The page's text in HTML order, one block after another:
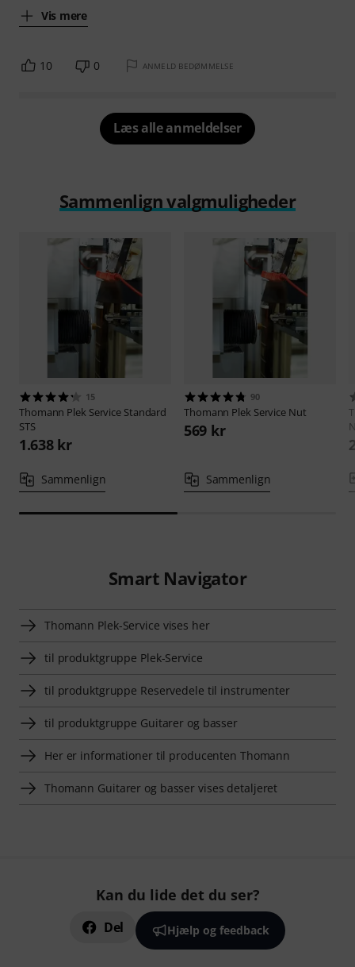
Vis mere
10 0 ANMELD BEDØMMELSE
Læs alle anmeldelser
Sammenlign valgmuligheder
15
Thomann Plek Service Standard
STS
1.638 kr
Sammenlign
90
Thomann Plek Service Nut
569 kr
Sammenlign
Smart Navigator
Thomann Plek-Service vises her
til produktgruppe Plek-Service
til produktgruppe Reservedele til instrumenter
til produktgruppe Guitarer og basser
Her er informationer til producenten Thomann
Thomann Guitarer og basser vises detaljeret
Kan du lide det du ser?
Del Hjælp og feedback